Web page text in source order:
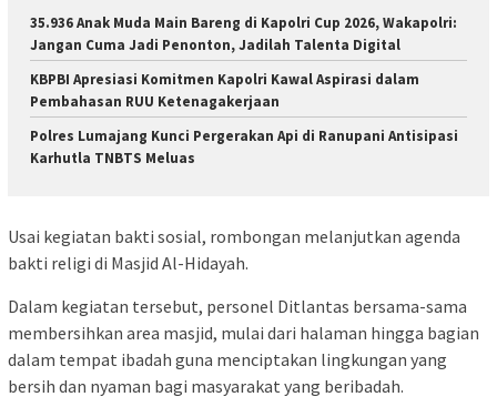
35.936 Anak Muda Main Bareng di Kapolri Cup 2026, Wakapolri:
Jangan Cuma Jadi Penonton, Jadilah Talenta Digital
KBPBI Apresiasi Komitmen Kapolri Kawal Aspirasi dalam
Pembahasan RUU Ketenagakerjaan
Polres Lumajang Kunci Pergerakan Api di Ranupani Antisipasi
Karhutla TNBTS Meluas
Usai kegiatan bakti sosial, rombongan melanjutkan agenda
bakti religi di Masjid Al-Hidayah.
Dalam kegiatan tersebut, personel Ditlantas bersama-sama
membersihkan area masjid, mulai dari halaman hingga bagian
dalam tempat ibadah guna menciptakan lingkungan yang
bersih dan nyaman bagi masyarakat yang beribadah.